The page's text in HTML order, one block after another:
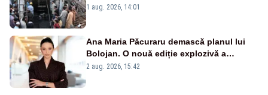
morți - VIDEO
1 aug. 2026, 14:01
Ana Maria Păcuraru demască planul lui
Bolojan. O nouă ediție explozivă a
emisiunii „Miza Zilei” la Realitatea PLUS
2 aug. 2026, 15:42